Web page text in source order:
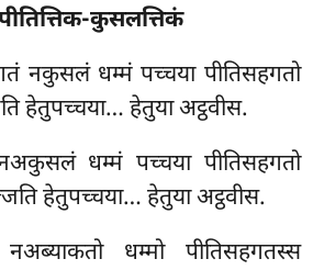
कुसलत्तिकं
नकुसलं धम्मं पच्चया पीतिसहगतो
हेतुपच्चया… हेतुया अट्ठवीस.
धम्मं पच्चया पीतिसहगतो
हेतुपच्चया… हेतुया अट्ठवीस.
नअब्याकतो धम्मो पीतिसहगतस्स